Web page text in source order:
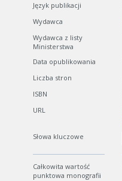
Język publikacji
Wydawca
Wydawca z listy
Ministerstwa
Data opublikowania
Liczba stron
ISBN
URL
Słowa kluczowe
Całkowita wartość
punktowa monografii